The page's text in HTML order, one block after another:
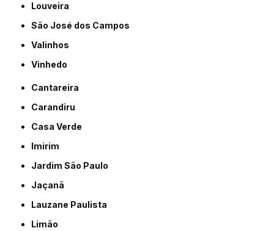
Louveira
São José dos Campos
Valinhos
Vinhedo
Cantareira
Carandiru
Casa Verde
Imirim
Jardim São Paulo
Jaçanã
Lauzane Paulista
Limão